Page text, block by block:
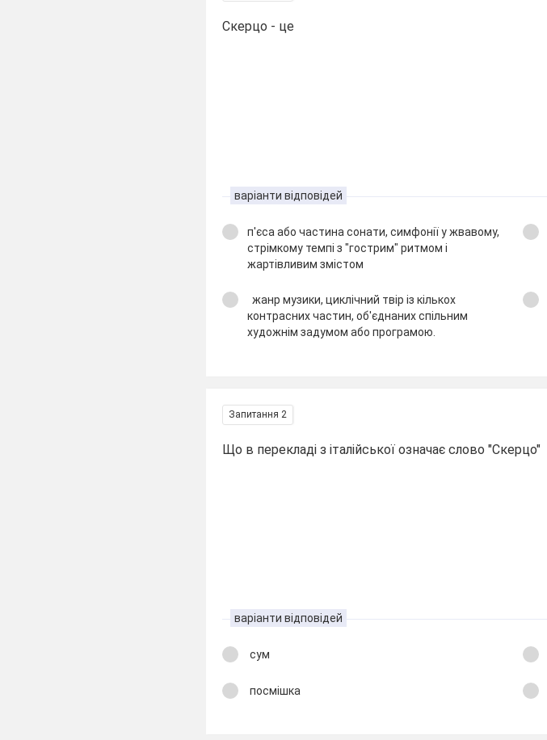
Скерцо - це
варіанти відповідей
п'єса або частина сонати, симфонії у жвавому,
стрімкому темпі з "гострим" ритмом і
жартівливим змістом
жанр музики, циклічний твір із кількох
контрасних частин, об'єднаних спільним
художнім задумом або програмою.
Запитання 2
Що в перекладі з італійської означає слово "Скерцо"
варіанти відповідей
сум
посмішка